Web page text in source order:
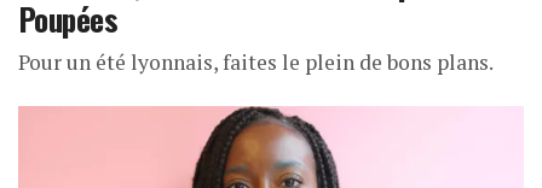
Poupées
Pour un été lyonnais, faites le plein de bons plans.